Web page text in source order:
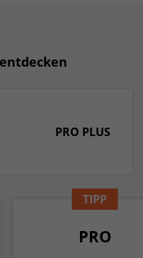
PRO PLUS
PRO
TIPP